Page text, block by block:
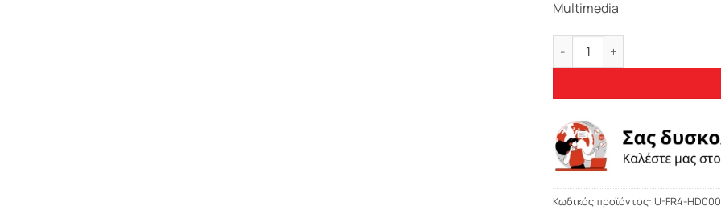
Multimedia
Bizzar FR4 Series CarPad
Κωδικός προϊόντος: U-FR4-